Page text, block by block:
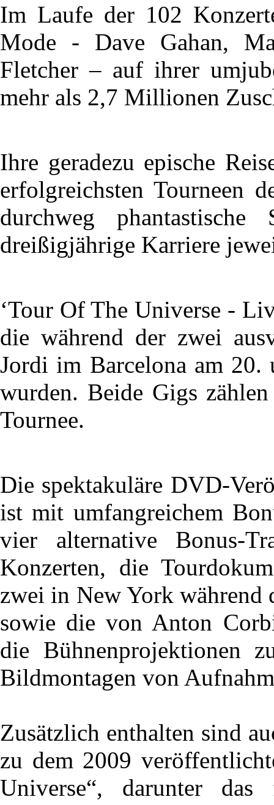
Im Laufe der 102
Mode - Dave Gahan,
Fletcher – auf ihrer
mehr als 2,7 Millionen
Ihre geradezu epische
erfolgreichsten Tourneen
durchweg
dreißigjährige Karriere
‘Tour Of The Universe -
die während der zwei
Jordi im Barcelona am 20.
wurden. Beide Gigs
Tournee.
Die spektakuläre DVD-
ist mit umfangreichem
vier alternative Bonus-
Konzerten, die
zwei in New York während
sowie die von Anton
die Bühnenprojektionen
Bildmontagen von
Zusätzlich enthalten sind
zu dem 2009
Universe“, darunter